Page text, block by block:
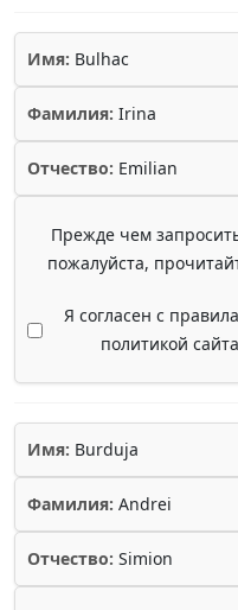
Имя: Bulhac
Фамилия: Irina
Отчество: Emilian
Прежде чем
пожалуйста,
Я согласен с
политикой сайта
Имя: Burduja
Фамилия: Andrei
Отчество: Simion